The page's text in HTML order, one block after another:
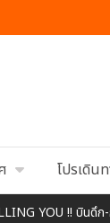
โปรเดิน
YOU !! บินดึ